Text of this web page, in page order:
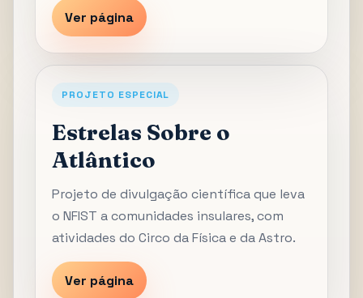
Ver página
PROJETO ESPECIAL
Estrelas Sobre o
Atlântico
Projeto de divulgação científica que leva
o NFIST a comunidades insulares, com
atividades do Circo da Física e da Astro.
Ver página